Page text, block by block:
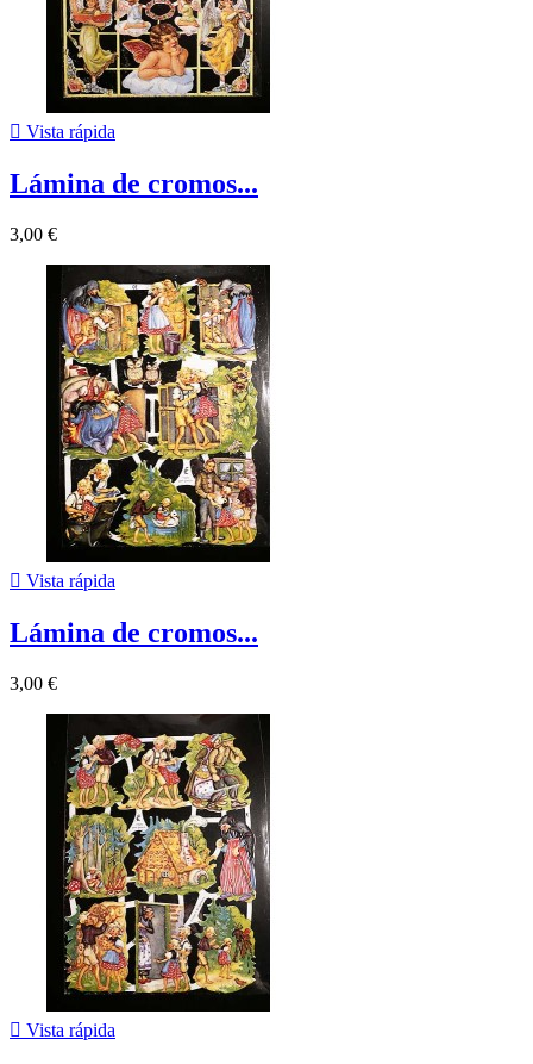
 Vista rápida
Lámina de cromos...
3,00 €
 Vista rápida
Lámina de cromos...
3,00 €
 Vista rápida